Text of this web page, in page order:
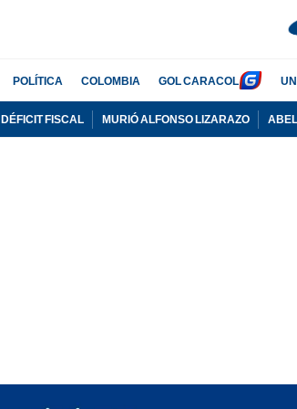
POLÍTICA COLOMBIA GOL CARACOL
DÉFICIT FISCAL MURIÓ ALFONSO LIZARAZO